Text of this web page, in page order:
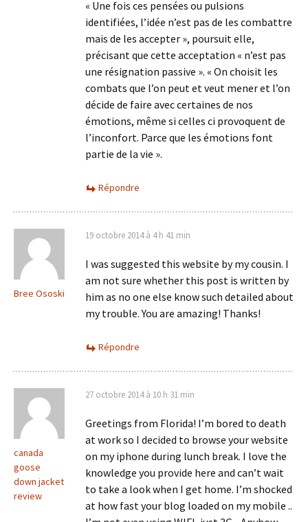
« Une fois ces pensées ou pulsions
identifiées, l’idée n’est pas de les combattre
mais de les accepter », poursuit elle,
précisant que cette acceptation « n’est pas
une résignation passive ». « On choisit les
combats que l’on peut et veut mener et l’on
décide de faire avec certaines de nos
émotions, même si celles ci provoquent de
l’inconfort. Parce que les émotions font
partie de la vie ».
Répondre
Bree Ososki
19 octobre 2014 à 4 h 41 min
I was suggested this website by my cousin. I
am not sure whether this post is written by
him as no one else know such detailed about
my trouble. You are amazing! Thanks!
Répondre
canada
goose
down jacket
review
27 octobre 2014 à 10 h 31 min
Greetings from Florida! I’m bored to death
at work so I decided to browse your website
on my iphone during lunch break. I love the
knowledge you provide here and can’t wait
to take a look when I get home. I’m shocked
at how fast your blog loaded on my mobile ..